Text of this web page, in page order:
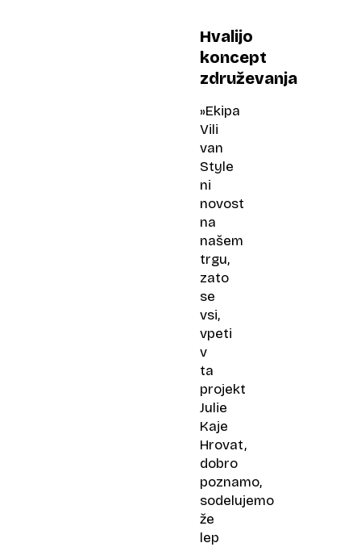
Hvalijo
koncept
združevanja
»Ekipa
Vili
van
Style
ni
novost
na
našem
trgu,
zato
se
vsi,
vpeti
v
ta
projekt
Julie
Kaje
Hrovat,
dobro
poznamo,
sodelujemo
že
lep